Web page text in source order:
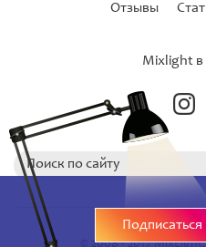
Отзывы
Mixlight в
© 2008 - 2017